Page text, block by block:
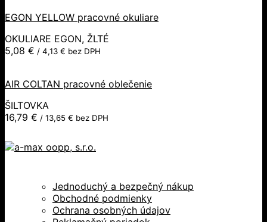
EGON YELLOW pracovné okuliare
OKULIARE EGON, ŽLTÉ
5,08 € / 4,13 € bez DPH
AIR COLTAN pracovné oblečenie
ŠILTOVKA
16,79 € / 13,65 € bez DPH
Jednoduchý a bezpečný nákup
Obchodné podmienky
Ochrana osobných údajov